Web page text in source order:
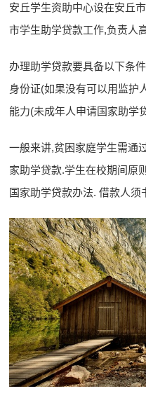
安丘学生资助中心设在安丘
市学生助学贷款工作,负责人
办理助学贷款要具备以下条
身份证(如果没有可以用监护
能力(未成年人申请国家助学
一般来讲,贫困家庭学生需通
家助学贷款.学生在校期间原
国家助学贷款办法. 借款人须